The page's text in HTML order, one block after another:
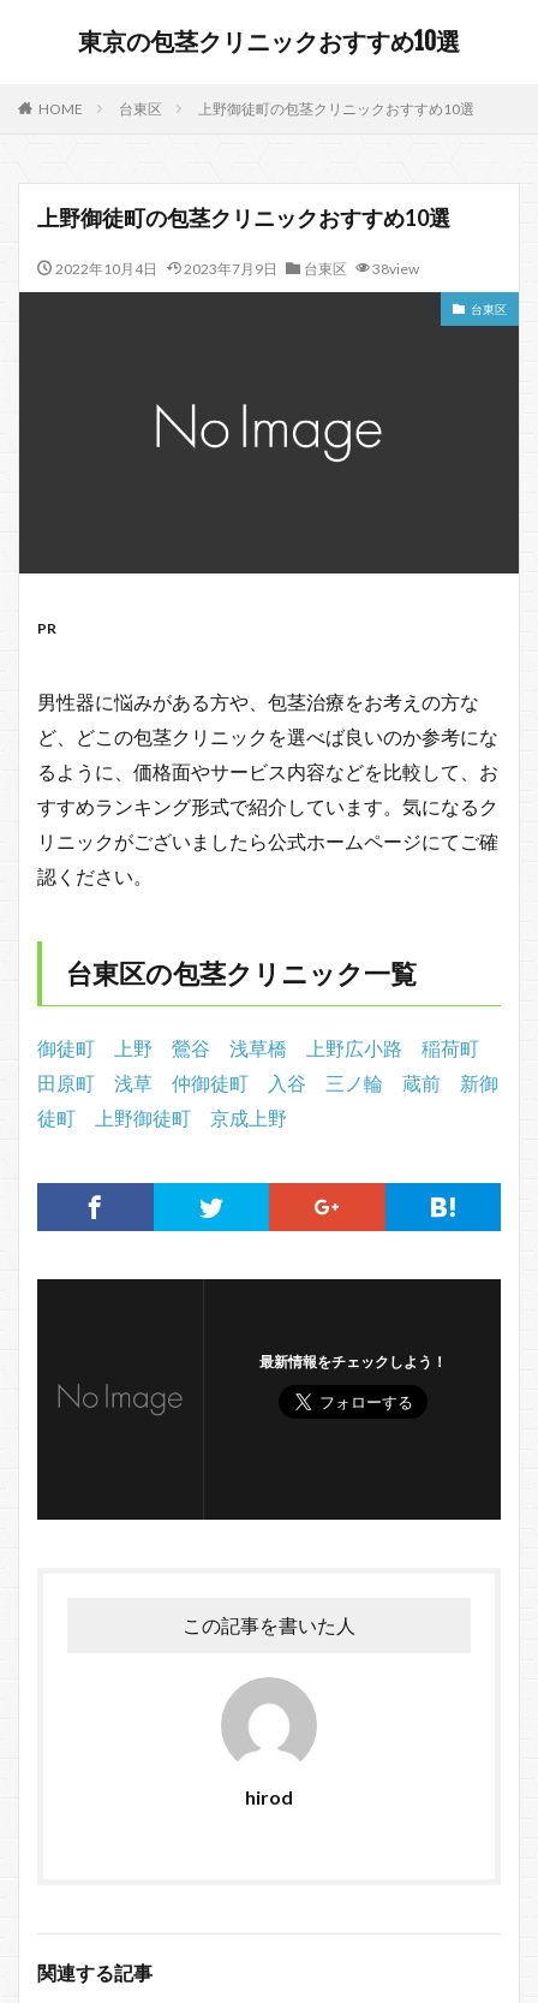
東京の包茎クリニックおすすめ10選
HOME 台東区 上野御徒町の包茎クリニックおすすめ10選
上野御徒町の包茎クリニックおすすめ10選
2022年10月4日 2023年7月9日 台東区 38view
台東区
PR
男性器に悩みがある方や、包茎治療をお考えの方な
ど、どこの包茎クリニックを選べば良いのか参考にな
るように、価格面やサービス内容などを比較して、お
すすめランキング形式で紹介しています。気になるク
リニックがございましたら公式ホームページにてご確
認ください。
台東区の包茎クリニック一覧
御徒町 上野 鶯谷 浅草橋 上野広小路
稲荷町
田原町
浅草 仲御徒町 入谷 三ノ輪 蔵前
新御
徒町
上野御徒町 京成上野
最新情報をチェックしよう！
この記事を書いた人
hirod
関連する記事